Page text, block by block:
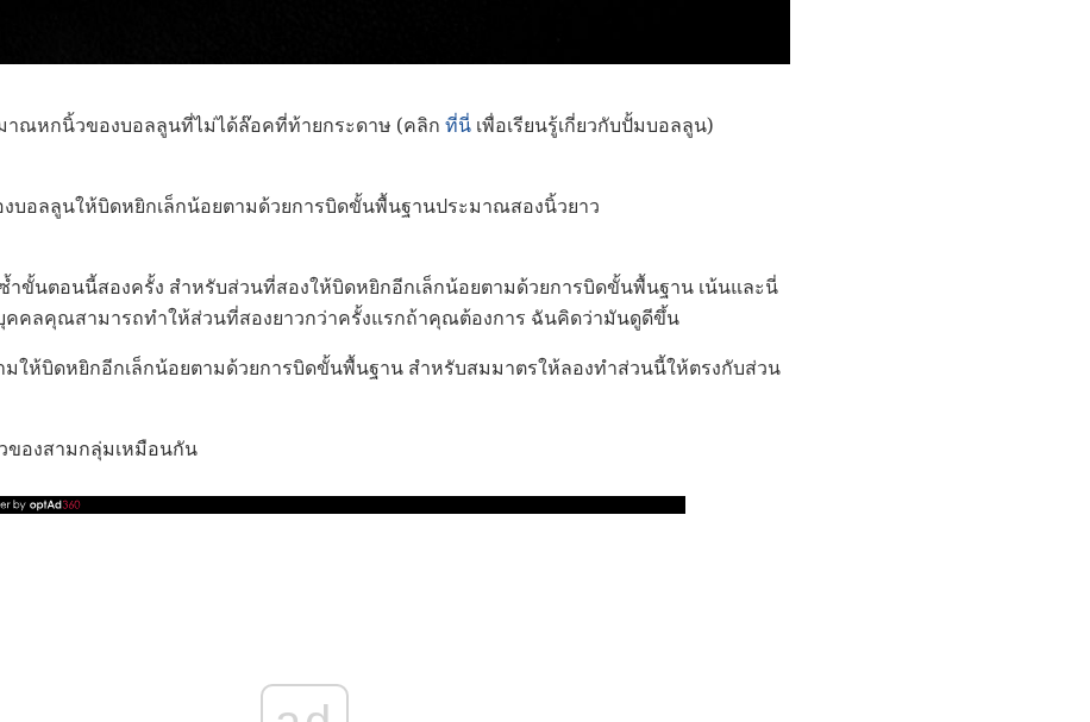
าณหกนิ้วของบอลลูนที่ไม่ได้ล๊อคที่ท้ายกระดาษ (คลิก ที่นี่ เพื่อเรียนรู้เกี่ยวกับปั้มบอลลูน)
บอลลูนให้บิดหยิกเล็กน้อยตามด้วยการบิดขั้นพื้นฐานประมาณสองนิ้วยาว
ขั้นตอนนี้สองครั้ง สำหรับส่วนที่สองให้บิดหยิกอีกเล็กน้อยตามด้วยการบิดขั้นพื้นฐาน เน้นและนี่
คคลคุณสามารถทำให้ส่วนที่สองยาวกว่าครั้งแรกถ้าคุณต้องการ ฉันคิดว่ามันดูดีขึ้น
ให้บิดหยิกอีกเล็กน้อยตามด้วยการบิดขั้นพื้นฐาน สำหรับสมมาตรให้ลองทำส่วนนี้ให้ตรงกับส่วน
ของสามกลุ่มเหมือนกัน